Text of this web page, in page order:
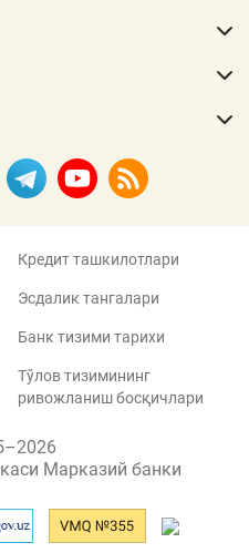
Кредит ташкилотлари
Эсдалик тангалари
Банк тизими тарихи
Тўлов тизимининг
ривожланиш босқичлари
Марказий банки